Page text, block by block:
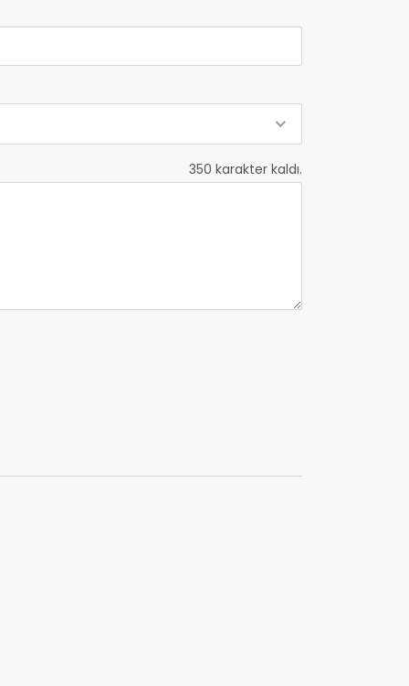
350 karakter kaldı.